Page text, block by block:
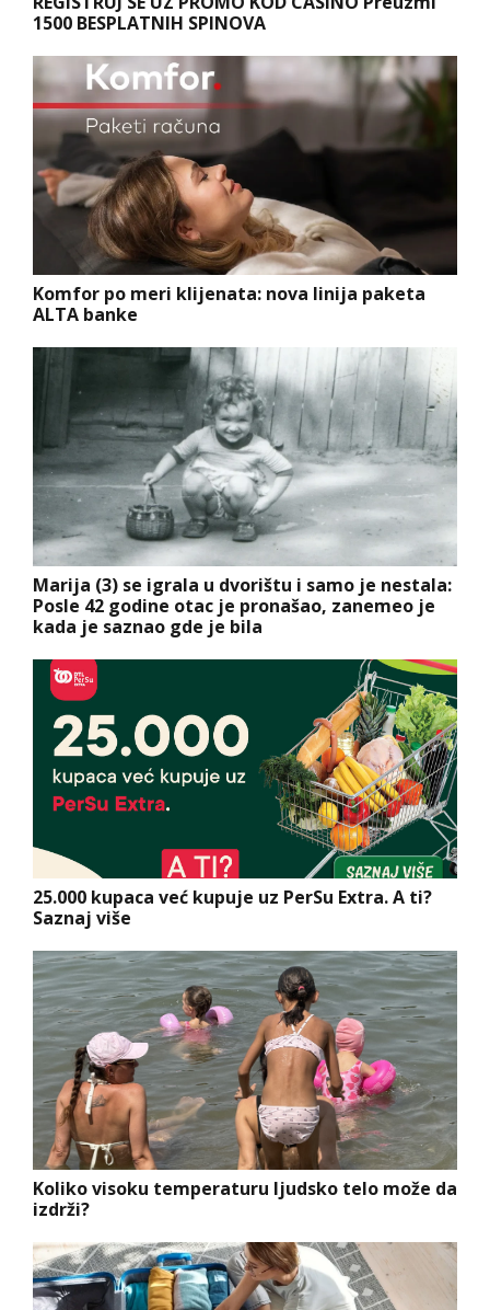
1500 BESPLATNIH SPINOVA
Komfor po meri klijenata: nova linija paketa
ALTA banke
Marija (3) se igrala u dvorištu i samo je nestala:
Posle 42 godine otac je pronašao, zanemeo je
kada je saznao gde je bila
25.000 kupaca već kupuje uz PerSu Extra. A ti?
Saznaj više
Koliko visoku temperaturu ljudsko telo može da
izdrži?